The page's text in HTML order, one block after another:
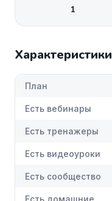
1
Характеристики
План
Есть вебинары
Есть тренажеры
Есть видеоуроки
Есть сообщество
Есть домашние